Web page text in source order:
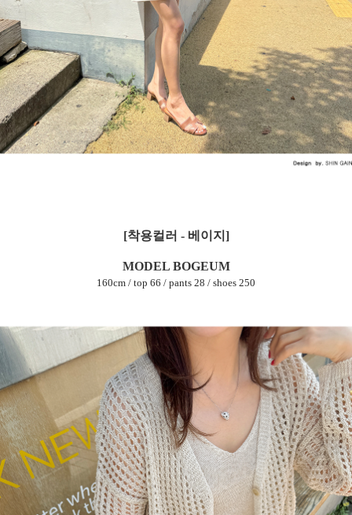
[착용컬러 - 베이지]
MODEL BOGEUM
160cm / top 66 / pants 28 / shoes 250